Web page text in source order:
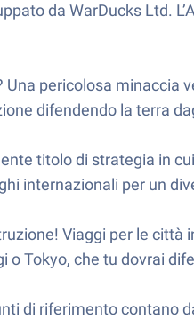
da WarDucks Ltd.
Una pericolosa
difendendo la terra
titolo di strategia in
internazionali per un
Viaggi per le
o Tokyo, che tu dovrai
di riferimento contano